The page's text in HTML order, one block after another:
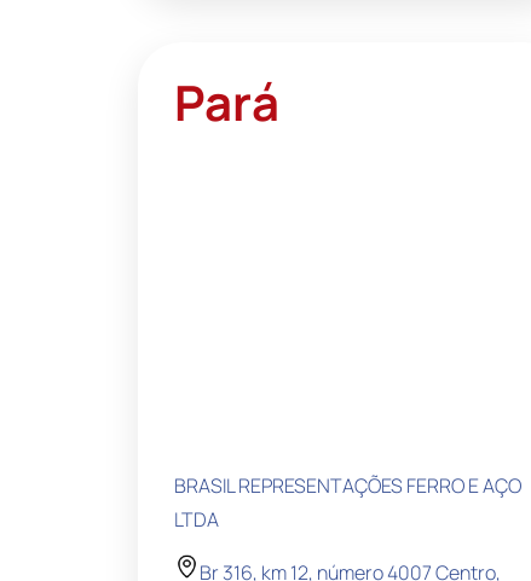
Pará
BRASIL REPRESENTAÇÕES FERRO E AÇO
LTDA
Br 316, km 12, número 4007 Centro,